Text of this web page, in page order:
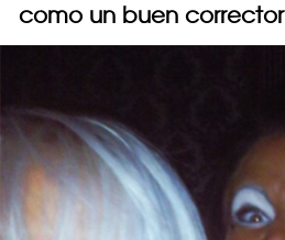
como un buen corrector